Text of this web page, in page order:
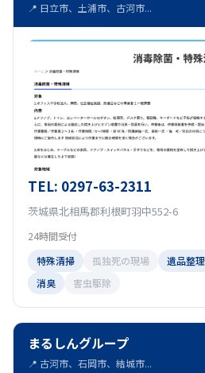
📍 日立市、土浦市、古河市...
TEL: 0297-63-2311
茨城県北相馬郡利根町羽中552-6
24時間受付
特殊清掃
孤独死の現場 遺品整理
消臭
害虫駆除
まるしんグループ
📍 古河市、石岡市、結城市...